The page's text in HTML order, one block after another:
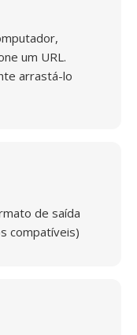
um URL.
arrastá-lo
de saída
compatíveis)